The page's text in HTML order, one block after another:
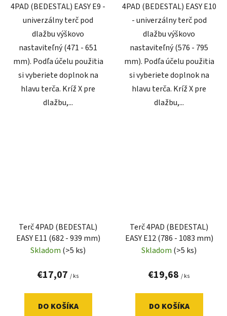
4PAD (BEDESTAL) EASY E9 -
univerzálny terč pod
dlažbu výškovo
nastaviteľný (471 - 651
mm). Podľa účelu použitia
si vyberiete doplnok na
hlavu terča. Kríž X pre
dlažbu,...
4PAD (BEDESTAL) EASY E10
- univerzálny terč pod
dlažbu výškovo
nastaviteľný (576 - 795
mm). Podľa účelu použitia
si vyberiete doplnok na
hlavu terča. Kríž X pre
dlažbu,...
Terč 4PAD (BEDESTAL)
EASY E11 (682 - 939 mm)
Skladom (>5 ks)
€17,07 / ks
DO KOŠÍKA
Terč 4PAD (BEDESTAL)
EASY E12 (786 - 1083 mm)
Skladom (>5 ks)
€19,68 / ks
DO KOŠÍKA